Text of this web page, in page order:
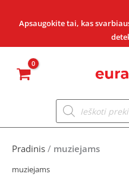
Apsaugokite tai, kas
Products
search
Pradinis / muziejams
muziejams